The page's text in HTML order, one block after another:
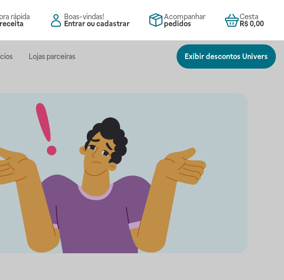
rápida
Boas-vindas!
Entrar ou cadastrar
Acompanhar
pedidos
Cesta
R$ 0,00
Lojas parceiras Exibir descontos Univers